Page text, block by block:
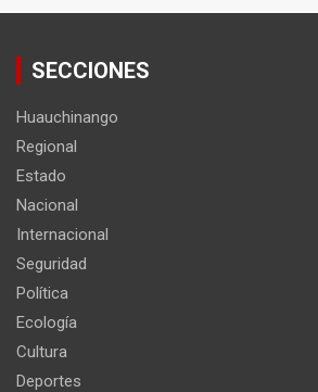
SECCIONES
Huauchinango
Regional
Estado
Nacional
Internacional
Seguridad
Política
Ecología
Cultura
Deportes